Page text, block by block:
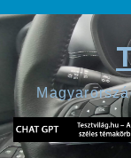
Skip
content